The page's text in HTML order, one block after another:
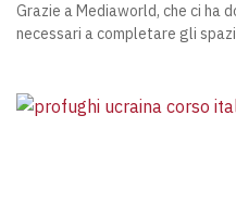
Grazie a Mediaworld, che ci ha
necessari a completare gli